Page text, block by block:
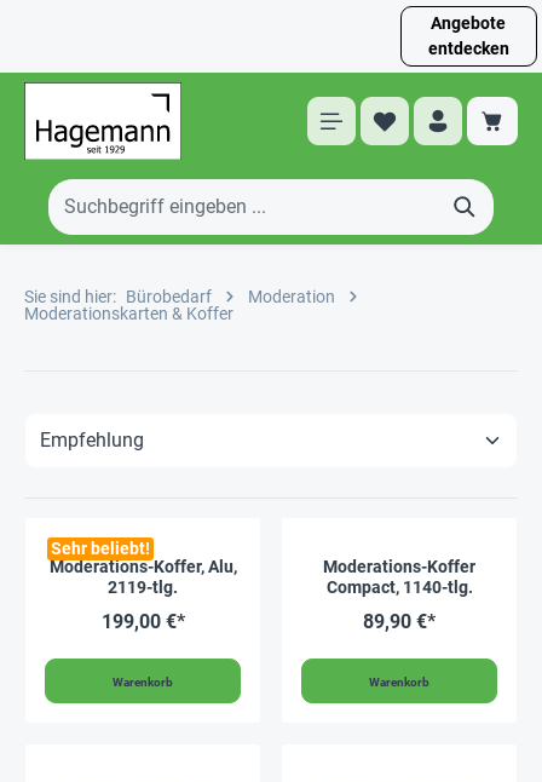
Angebote
entdecken
Sie sind hier: Bürobedarf
Moderation
Moderationskarten & Koffer
Sehr beliebt!
Moderations-Koffer, Alu,
2119-tlg.
199,00 €*
Warenkorb
Moderations-Koffer
Compact, 1140-tlg.
89,90 €*
Warenkorb